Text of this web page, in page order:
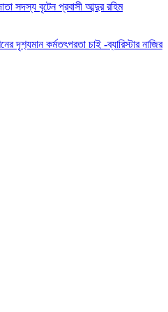
সদস্য বৃটেন প্রবাসী আব্দুর রহিম
দৃশ‍্যমান কর্মতৎপরতা চাই -ব্যারিস্টার নাজির